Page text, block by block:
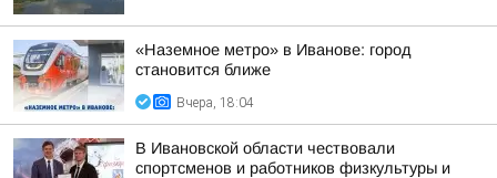
«Наземное метро» в Иванове: город
становится ближе
Вчера, 18:04
В Ивановской области чествовали
спортсменов и работников физкультуры и